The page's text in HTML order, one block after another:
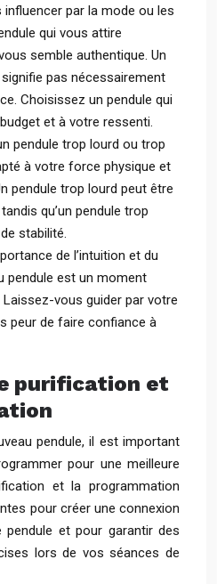
par la mode ou les
qui vous attire
semble authentique. Un
pas nécessairement
Choisissez un pendule qui
et à votre ressenti.
pendule trop lourd ou trop
à votre force physique et
pendule trop lourd peut être
qu’un pendule trop
stabilité.
de l’intuition et du
pendule est un moment
vous guider par votre
peur de faire confiance à
purification et
pendule, il est important
pour une meilleure
et la programmation
pour créer une connexion
pendule et pour garantir des
lors de vos séances de